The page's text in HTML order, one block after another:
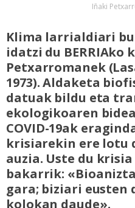
Iñaki
Klima larrialdiari
idatzi du BERRIAko
Petxarromanek
1973). Aldaketa
datuak bildu eta
ekologikoaren
COVID-19ak
krisiarekin ere lotu
auzia. Uste du
bakarrik:
gara; biziari
kolokan daude».